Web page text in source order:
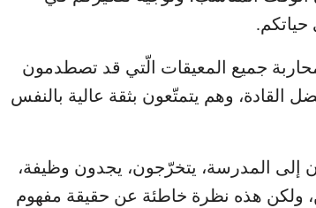
جميع المعيقات الّتي قد تصطدمون
القادة، وهم يتمتّعون بثقة عالية بالنفس
إلى المدرسة، يتخرّجون، يجدون وظيفة،
ولكن هذه نظرة خاطئة عن حقيقة مفهوم